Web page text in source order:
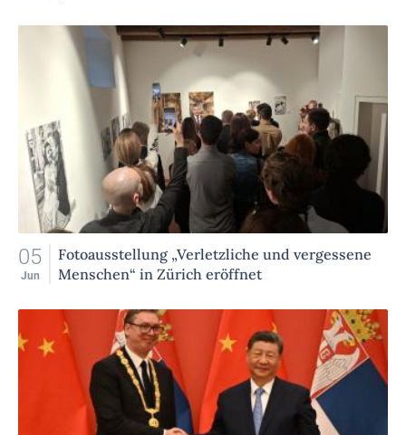
05
Jun
Fotoausstellung „Verletzliche und vergessene
Menschen“ in Zürich eröffnet